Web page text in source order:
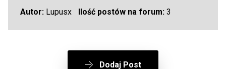
Autor: Lupusx Ilość postów na forum:3
Dodaj Post